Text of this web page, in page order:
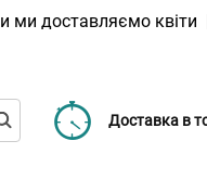
ми доставляємо квіти
Доставка в
Доставка від
Виберіть